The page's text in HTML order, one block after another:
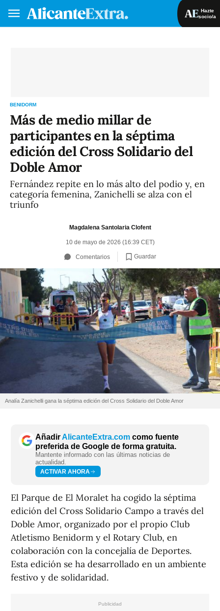
Hazte
socio/a
BENIDORM
Más de medio millar de
participantes en la séptima
edición del Cross Solidario del
Doble Amor
Fernández repite en lo más alto del podio y, en
categoría femenina, Zanichelli se alza con el
triunfo
Magdalena Santolaria Clofent
10 de mayo de 2026 (16:39 CET)
Comentarios Guardar
Analía Zanichelli gana la séptima edición del Cross Solidario del Doble Amor
AñadirAlicanteExtra.com como fuente
preferida de Google de forma gratuita.
Mantente informado con las últimas noticias de
actualidad.
ACTIVAR AHORA
El Parque de El Moralet ha cogido la séptima
edición del Cross Solidario Campo a través del
Doble Amor, organizado por el propio Club
Atletismo Benidorm y el Rotary Club, en
colaboración con la concejalía de Deportes.
Esta edición se ha desarrollado en un ambiente
festivo y de solidaridad.